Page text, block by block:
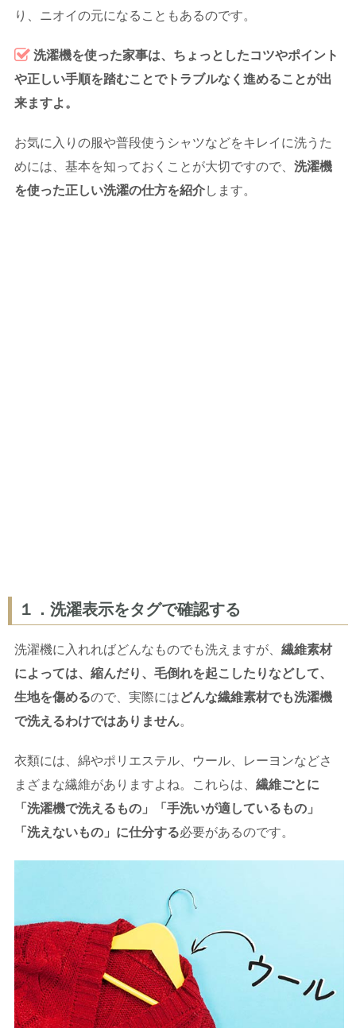
り、ニオイの元になることもあるのです。
洗濯機を使った家事は、ちょっとしたコツやポイント
や正しい手順を踏むことでトラブルなく進めることが出
来ますよ。
お気に入りの服や普段使うシャツなどをキレイに洗うた
めには、基本を知っておくことが大切ですので、 洗濯機
を使った正しい洗濯の仕方を紹介します。
１．洗濯表示をタグで確認する
洗濯機に入れればどんなものでも洗えますが、 繊維素材
によっては、縮んだり、毛倒れを起こしたりなどして、
生地を傷めるので、実際にはどんな繊維素材でも洗濯機
で洗えるわけではありません。
衣類には、綿やポリエステル、ウール、レーヨンなどさ
まざまな繊維がありますよね。これらは、 繊維ごとに
「洗濯機で洗えるもの」「手洗いが適しているもの」
「洗えないもの」に仕分する必要があるのです。